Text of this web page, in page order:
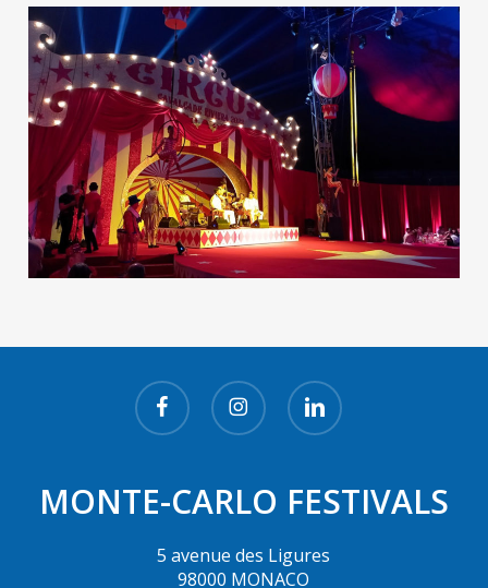
facebook instagram linkedin
MONTE-CARLO FESTIVALS
5 avenue des Ligures
98000 MONACO